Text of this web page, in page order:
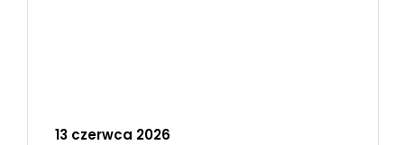
13 czerwca 2026